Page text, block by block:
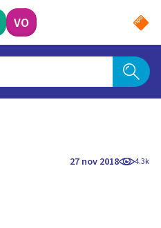
VO
27 nov 2018 4.3k